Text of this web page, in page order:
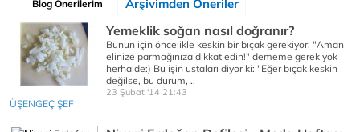
Blog Önerilerim Arşivimden Öneriler
Yemeklik soğan nasıl doğranır?
Bunun için öncelikle keskin bir bıçak gerekiyor. "Aman
elinize parmağınıza dikkat edin!" dememe gerek yok
herhalde:) Bu işin ustaları diyor ki: "Eğer bıçak keskin
değilse, bu durum, ..
23 Şubat '14 21:43
ÜŞENGEÇ ŞEF